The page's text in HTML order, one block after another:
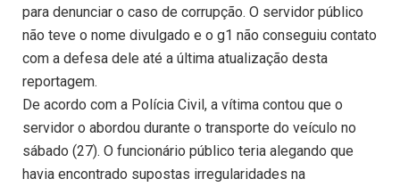
para denunciar o caso de corrupção. O servidor público
não teve o nome divulgado e o g1 não conseguiu contato
com a defesa dele até a última atualização desta
reportagem.
De acordo com a Polícia Civil, a vítima contou que o
servidor o abordou durante o transporte do veículo no
sábado (27). O funcionário público teria alegando que
havia encontrado supostas irregularidades na